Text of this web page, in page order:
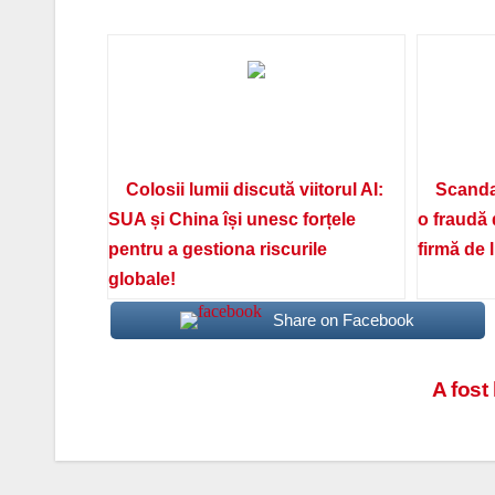
Colosii lumii discută viitorul AI:
SUA și China își unesc forțele
pentru a gestiona riscurile
globale!
o fraudă
firmă de
Share on Facebook
A fost